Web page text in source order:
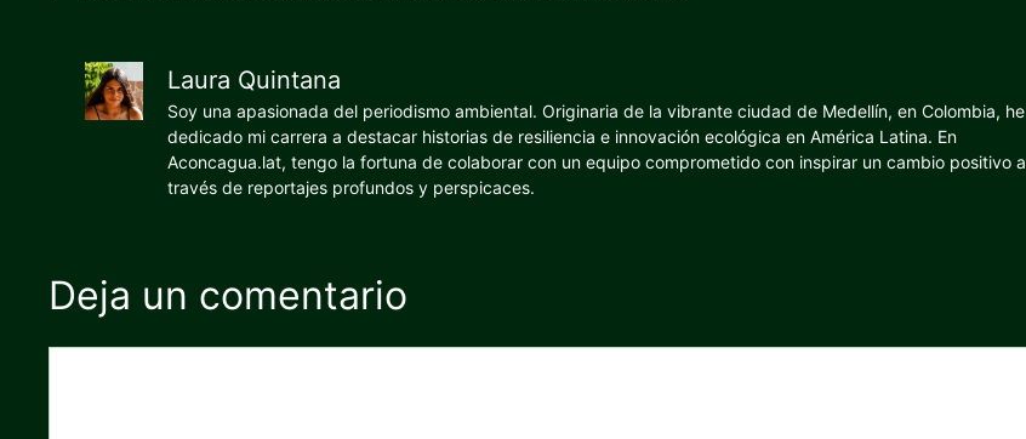
Laura Quintana
Soy una apasionada del periodismo ambiental. Originaria de la vibrante ciudad de Medellín, en Colombia, he
dedicado mi carrera a destacar historias de resiliencia e innovación ecológica en América Latina. En
Aconcagua.lat, tengo la fortuna de colaborar con un equipo comprometido con inspirar un cambio positivo a
través de reportajes profundos y perspicaces.
Deja un comentario